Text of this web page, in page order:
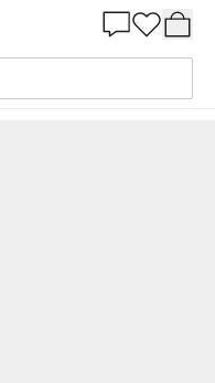
efter NCS 1580-R